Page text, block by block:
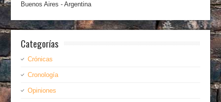
Buenos Aires - Argentina
Categorías
Crónicas
Cronología
Opiniones